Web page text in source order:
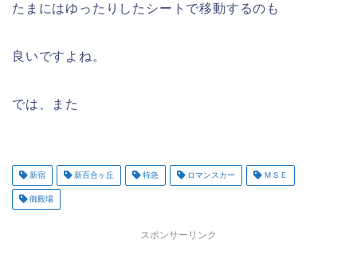
たまにはゆったりしたシートで移動するのも
良いですよね。
では、また
新宿 新百合ヶ丘 特急 ロマンスカー ＭＳＥ
御殿場
スポンサーリンク